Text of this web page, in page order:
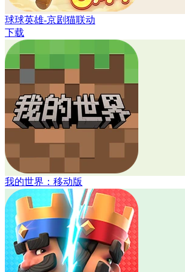
球球英雄-京剧猫联动
下载
我的世界：移动版